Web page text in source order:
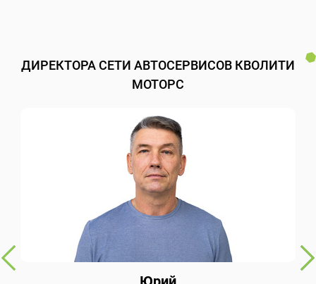
ДИРЕКТОРА СЕТИ АВТОСЕРВИСОВ КВОЛИТИ
МОТОРС